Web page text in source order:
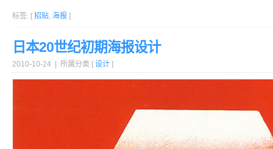
标签: [ 招贴, 海报 ]
日本20世纪初期海报设计
2010-10-24 | 所属分类 [ 设计 ]